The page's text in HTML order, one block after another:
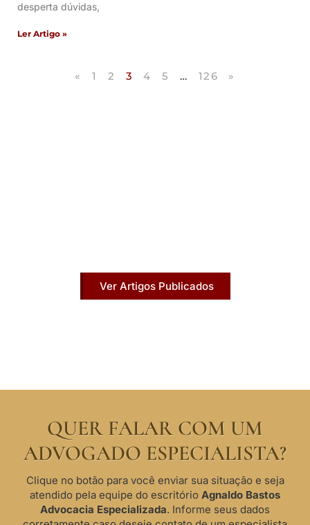
desperta dúvidas,
Ler Artigo »
« 1 2 3 4 5 … 126 »
Ver Artigos Publicados
QUER FALAR COM UM
ADVOGADO ESPECIALISTA?
Clique no botão para você enviar sua situação e seja
atendido pela equipe do escritório Agnaldo Bastos
Advocacia Especializada. Informe seus dados